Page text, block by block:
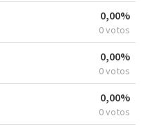
0,00%
0 votos
0,00%
0 votos
0,00%
0 votos